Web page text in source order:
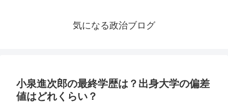
気になる政治ブログ
小泉進次郎の最終学歴は？出身大学の偏差
値はどれくらい？